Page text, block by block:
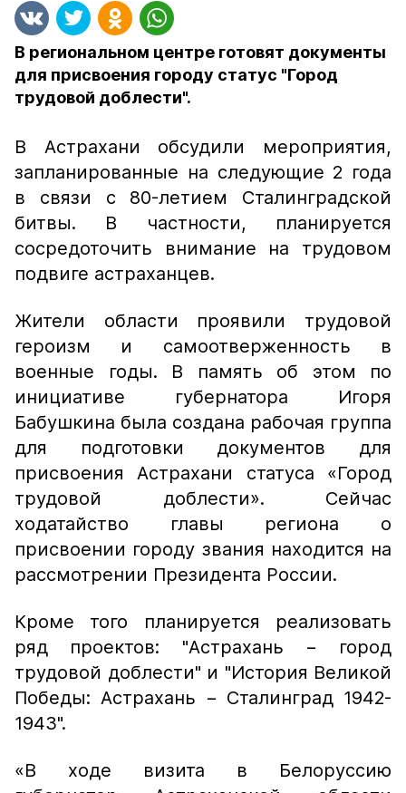
В региональном центре готовят документы
для присвоения городу статус "Город
трудовой доблести".
В Астрахани обсудили мероприятия,
запланированные на следующие 2 года
в связи с 80-летием Сталинградской
битвы. В частности, планируется
сосредоточить внимание на трудовом
подвиге астраханцев.
Жители области проявили трудовой
героизм и самоотверженность в
военные годы. В память об этом по
инициативе губернатора Игоря
Бабушкина была создана рабочая группа
для подготовки документов для
присвоения Астрахани статуса «Город
трудовой доблести». Сейчас
ходатайство главы региона о
присвоении городу звания находится на
рассмотрении Президента России.
Кроме того планируется реализовать
ряд проектов: "Астрахань − город
трудовой доблести" и "История Великой
Победы: Астрахань − Сталинград 1942-
1943".
«В ходе визита в Белоруссию